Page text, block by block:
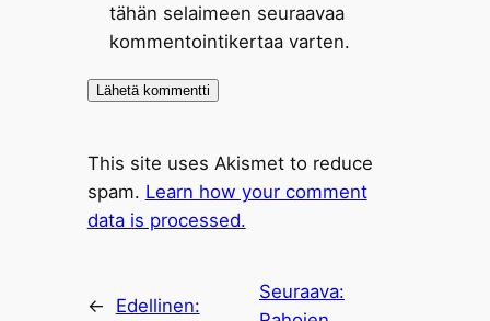
tähän selaimeen seuraavaa
kommentointikertaa varten.
This site uses Akismet to reduce
spam. Learn how your comment
data is processed.
← Edellinen:
Seuraava: